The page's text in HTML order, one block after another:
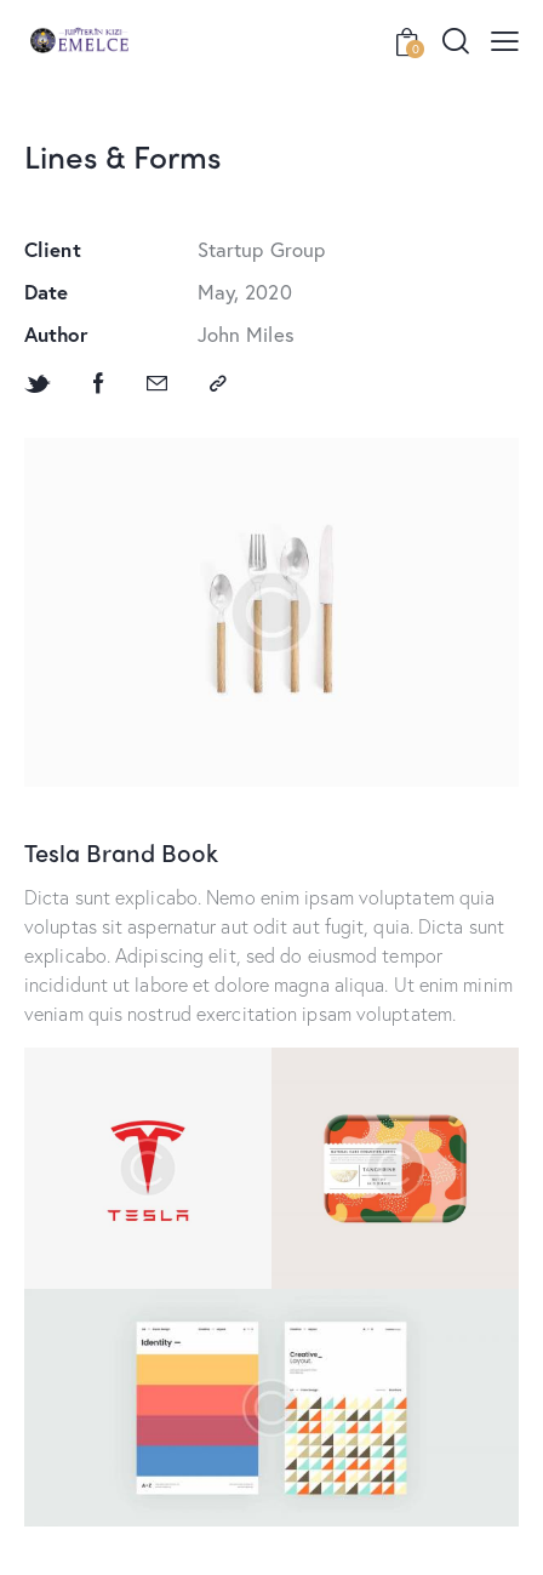
0
Lines & Forms
Tesla Brand Book
Dicta sunt explicabo. Nemo enim ipsam voluptatem quia
voluptas sit aspernatur aut odit aut fugit, quia. Dicta sunt
explicabo. Adipiscing elit, sed do eiusmod tempor
incididunt ut labore et dolore magna aliqua. Ut enim minim
veniam quis nostrud exercitation ipsam voluptatem.
Client
Startup Group
Date
May, 2020
Author
John Miles